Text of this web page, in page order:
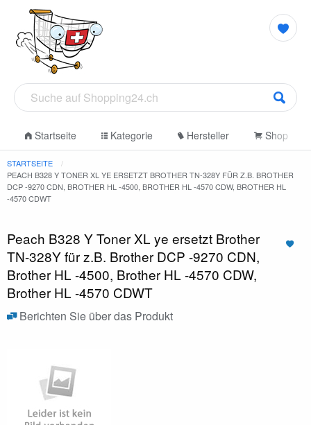
Startseite Kategorie Hersteller Shop
STARTSEITE
PEACH B328 Y TONER XL YE ERSETZT BROTHER TN-328Y FÜR Z.B. BROTHER
DCP -9270 CDN, BROTHER HL -4500, BROTHER HL -4570 CDW, BROTHER HL
-4570 CDWT
Peach B328 Y Toner XL ye ersetzt Brother
TN-328Y für z.B. Brother DCP -9270 CDN,
Brother HL -4500, Brother HL -4570 CDW,
Brother HL -4570 CDWT
Berichten Sie über das Produkt